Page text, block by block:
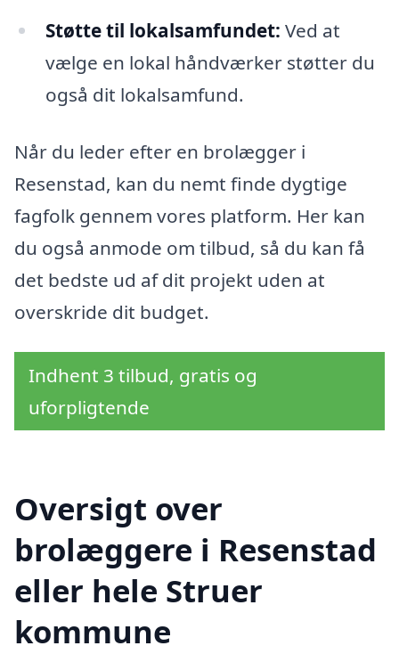
Støtte til lokalsamfundet: Ved at
vælge en lokal håndværker støtter du
også dit lokalsamfund.
Når du leder efter en brolægger i
Resenstad, kan du nemt finde dygtige
fagfolk gennem vores platform. Her kan
du også anmode om tilbud, så du kan få
det bedste ud af dit projekt uden at
overskride dit budget.
Indhent 3 tilbud, gratis og
uforpligtende
Oversigt over
brolæggere i Resenstad
eller hele Struer
kommune